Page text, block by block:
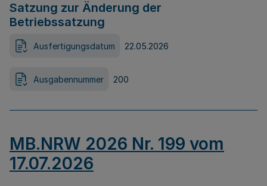
Satzung zur Änderung der
Betriebssatzung
Ausfertigungsdatum 22.05.2026
Ausgabennummer 200
MB.NRW 2026 Nr. 199 vom
17.07.2026